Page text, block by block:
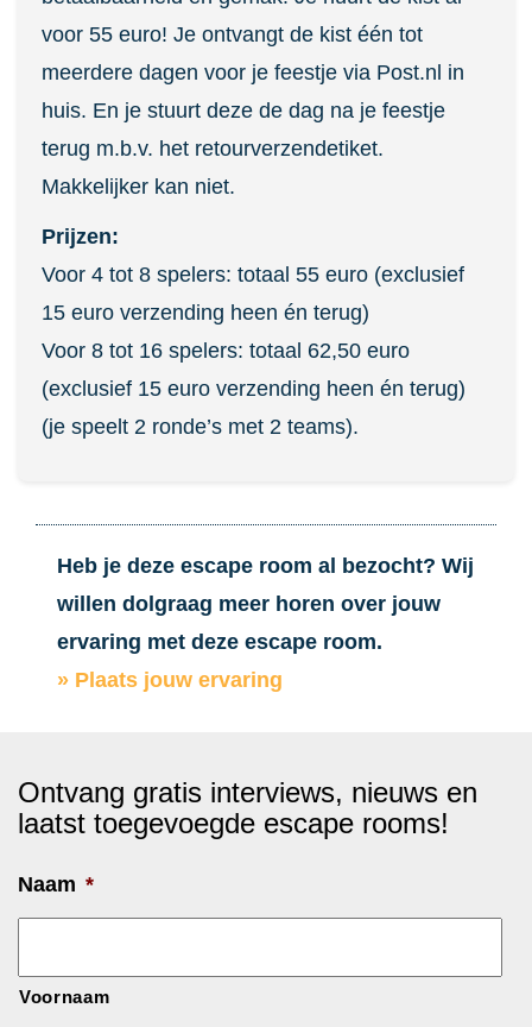
voor 55 euro! Je ontvangt de kist één tot
meerdere dagen voor je feestje via Post.nl in
huis. En je stuurt deze de dag na je feestje
terug m.b.v. het retourverzendetiket.
Makkelijker kan niet.
Prijzen:
Voor 4 tot 8 spelers: totaal 55 euro (exclusief
15 euro verzending heen én terug)
Voor 8 tot 16 spelers: totaal 62,50 euro
(exclusief 15 euro verzending heen én terug)
(je speelt 2 ronde’s met 2 teams).
Heb je deze escape room al bezocht? Wij
willen dolgraag meer horen over jouw
ervaring met deze escape room.
» Plaats jouw ervaring
Ontvang gratis interviews, nieuws en
laatst toegevoegde escape rooms!
Naam *
Voornaam